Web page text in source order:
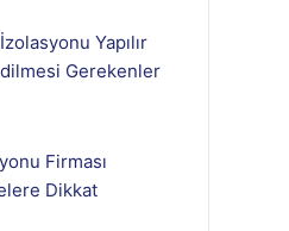
Yapılır
Gerekenler
Firması
Dikkat